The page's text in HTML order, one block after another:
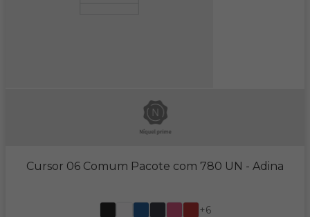
Cursor 06 Comum Pacote com 780 UN - Adina
+6